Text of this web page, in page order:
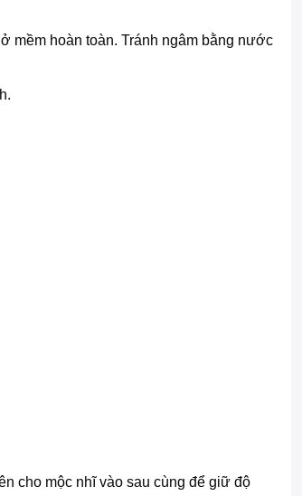
mềm hoàn toàn. Tránh ngâm bằng nước
cho mộc nhĩ vào sau cùng để giữ độ